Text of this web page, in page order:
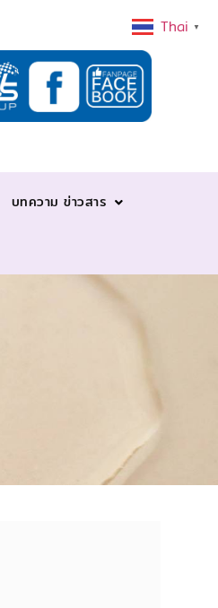
บทความ ข่าวสาร
Thai ▼